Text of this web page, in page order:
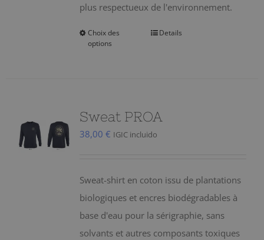
plus respectueux de l'environnement.
Choix des
options
Ce
Les
être
choisies
sur
la
Details
Sweat PROA
38,00 € IGIC incluido
Sweat-shirt en coton issu de plantations
biologiques et encres biodégradables à
base d'eau pour la sérigraphie, sans
solvants et autres composants toxiques